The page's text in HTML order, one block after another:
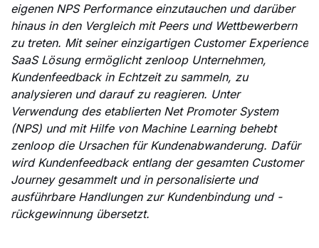
eigenen NPS Performance einzutauchen und darüber
hinaus in den Vergleich mit Peers und Wettbewerbern
zu treten. Mit seiner einzigartigen Customer Experience
SaaS Lösung ermöglicht zenloop Unternehmen,
Kundenfeedback in Echtzeit zu sammeln, zu
analysieren und darauf zu reagieren. Unter
Verwendung des etablierten Net Promoter System
(NPS) und mit Hilfe von Machine Learning behebt
zenloop die Ursachen für Kundenabwanderung. Dafür
wird Kundenfeedback entlang der gesamten Customer
Journey gesammelt und in personalisierte und
ausführbare Handlungen zur Kundenbindung und -
rückgewinnung übersetzt.